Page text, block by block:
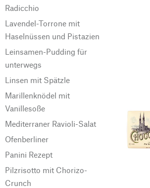
Radicchio
Lavendel-Torrone mit
Haselnüssen und Pistazien
Leinsamen-Pudding für
unterwegs
Linsen mit Spätzle
Marillenknödel mit
Vanillesoße
Mediterraner Ravioli-Salat
Ofenberliner
Panini Rezept
Pilzrisotto mit Chorizo-
Crunch